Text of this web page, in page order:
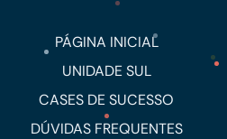
PÁGINA INICIAL
UNIDADE SUL
CASES DE SUCESSO
DÚVIDAS FREQUENTES